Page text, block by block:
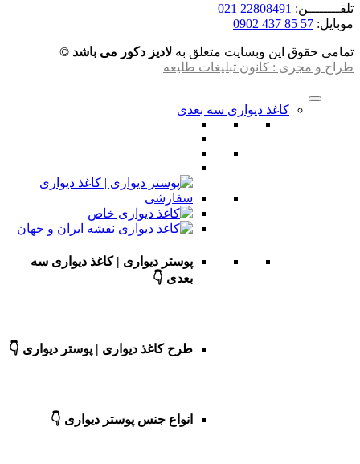
تلفــــــــن: 22808491 021
موبایل: 57 85 437 0902
تمامی حقوق این وبسایت متعلق به لادیز دکور می باشد ©
طراح و مجری : کانون تبلیغات طلیعه
کاغذ دیواری سه بعدی
پوستر دیواری | کاغذ دیواری سه
بعدی 👇
طرح کاغذ دیواری | پوستر دیواری 👇
انواع جنس پوستر دیواری 👇